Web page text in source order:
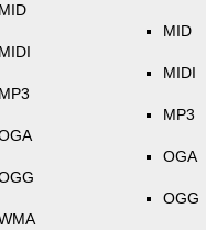
MID
MIDI
MP3
MID
MIDI
MP3
OGA
OGG